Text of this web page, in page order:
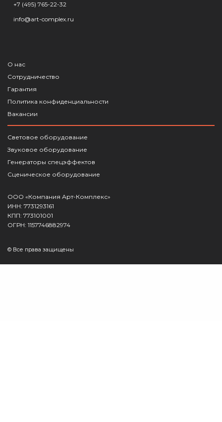
+7 (495) 765-22-32
info@art-complex.ru
О нас
Сотрудничество
Гарантия
Политика конфиденциальности
Вакансии
Световое оборудование
Звуковое оборудование
Генераторы спецэффектов
Сценическое оборудование
ООО «Компания Арт-Комплекс»
ИНН: 7731293161
КПП: 773101001
ОГРН: 1157746882974
© Все права защищены